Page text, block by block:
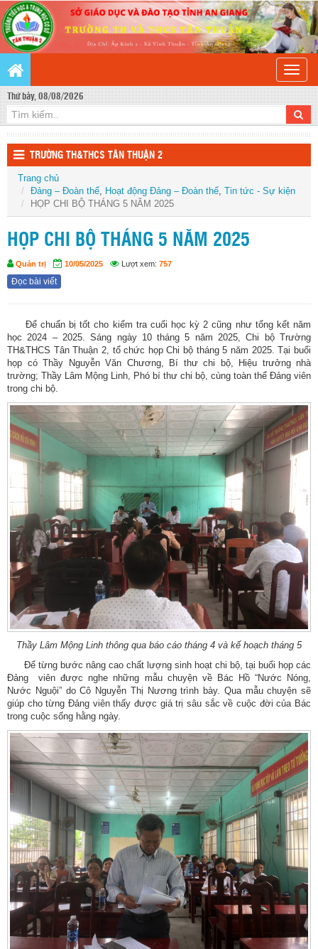
Toggle
Thứ bảy, 08/08/2026
TRƯỜNG TH&THCS TÂN THUẬN 2
Trang chủ
Đảng – Đoàn thể Hoạt động Đảng – Đoàn thể Tin tức - Sự kiện
HỌP CHI BỘ THÁNG 5 NĂM 2025
HỌP CHI BỘ THÁNG 5 NĂM 2025
Quản trị 10/05/2025 Lượt xem: 757
Đọc bài viết
Để chuẩn bị tốt cho kiểm tra cuối học kỳ 2 cũng như tổng kết năm
học 2024 – 2025. Sáng ngày 10 tháng 5 năm 2025, Chi bộ Trường
TH&THCS Tân Thuận 2, tổ chức họp Chi bộ tháng 5 năm 2025. Tại buổi
họp có Thầy Nguyễn Văn Chương, Bí thư chi bộ, Hiệu trưởng nhà
trường; Thầy Lâm Mộng Linh, Phó bí thư chi bộ, cùng toàn thể Đảng viên
trong chi bộ.
Thầy Lâm Mộng Linh thông qua báo cáo tháng 4 và kế hoạch tháng 5
Để từng bước nâng cao chất lượng sinh hoạt chi bộ, tại buổi họp các
Đảng viên được nghe những mẫu chuyện về Bác Hồ “Nước Nóng,
Nước Nguội” do Cô Nguyễn Thị Nương trình bày. Qua mẫu chuyện sẽ
giúp cho từng Đảng viên thấy được giá trị sâu sắc về cuộc đời của Bác
trong cuộc sống hằng ngày.